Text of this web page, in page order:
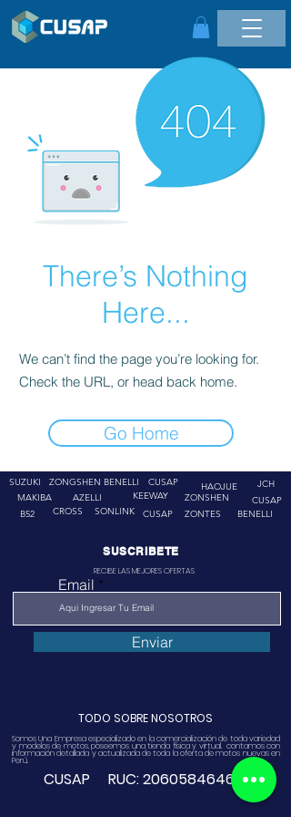
There’s Nothing
Here...
We can’t find the page you’re looking for.
Check the URL, or head back home.
Go Home
SUZUKI
ZONGSHEN
MAKIBA
AZELLI
BENELLI
CUSAP
KEEWAY
B52
CROSS SONLINK CUSAP
HAOJUE
JCH
ZONSHEN
ZONTES
CUSAP
BENELLI
SUSCRIBETE
RECIBE LAS MEJORES OFERTAS
Email
Enviar
TODO SOBRE NOSOTROS
Somos Una Empresa especializado en la comercialización de toda variedad
y modelos de motos, poseemos una tienda física y virtual. contamos con
información detallada y actualizada de toda la oferta de motos nuevas en
Perú.
CUSAP RUC:20605846468